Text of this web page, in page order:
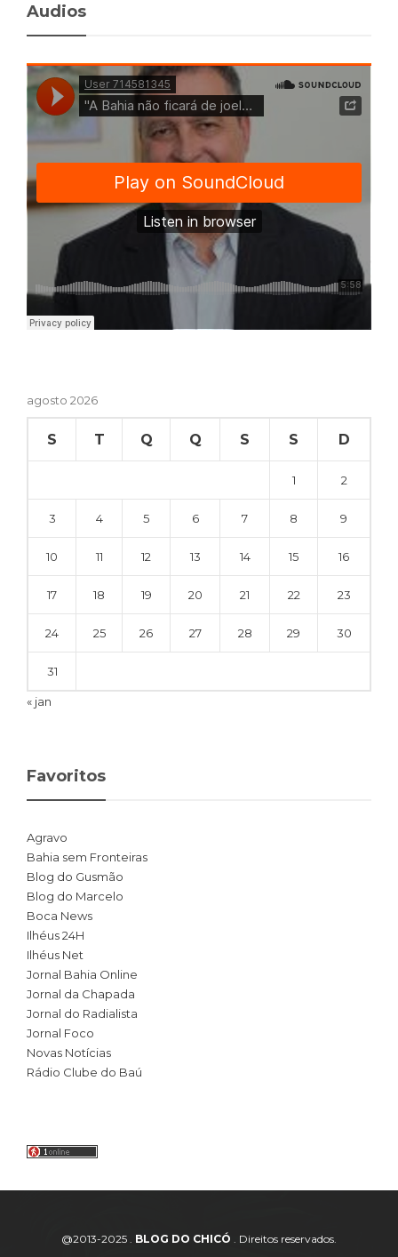
Audios
agosto 2026
S T Q Q S S D
1 2
3 4 5 6 7 8 9
10 11 12 13 14 15 16
17 18 19 20 21 22 23
24 25 26 27 28 29 30
31
« jan
Favoritos
Agravo
Bahia sem Fronteiras
Blog do Gusmão
Blog do Marcelo
Boca News
Ilhéus 24H
Ilhéus Net
Jornal Bahia Online
Jornal da Chapada
Jornal do Radialista
Jornal Foco
Novas Notícias
Rádio Clube do Baú
@2013-2025 . BLOG DO CHICÓ . Direitos reservados.